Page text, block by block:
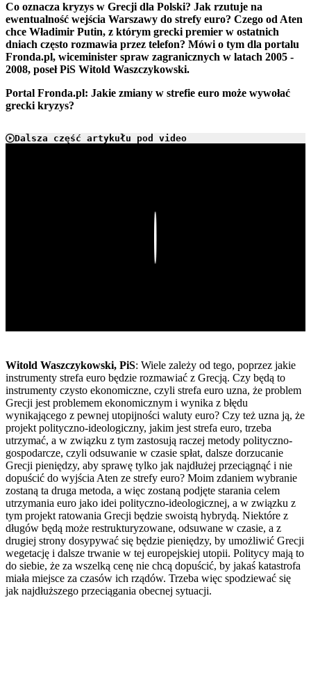
Co oznacza kryzys w Grecji dla Polski? Jak rzutuje na
ewentualność wejścia Warszawy do strefy euro? Czego od Aten
chce Władimir Putin, z którym grecki premier w ostatnich
dniach często rozmawia przez telefon? Mówi o tym dla portalu
Fronda.pl, wiceminister spraw zagranicznych w latach 2005 -
2008, poseł PiS Witold Waszczykowski.
Portal Fronda.pl: Jakie zmiany w strefie euro może wywołać
grecki kryzys?
Dalsza część artykułu pod video
Witold Waszczykowski, PiS: Wiele zależy od tego, poprzez jakie
instrumenty strefa euro będzie rozmawiać z Grecją. Czy będą to
instrumenty czysto ekonomiczne, czyli strefa euro uzna, że problem
Grecji jest problemem ekonomicznym i wynika z błędu
wynikającego z pewnej utopijności waluty euro? Czy też uzna ją, że
projekt polityczno-ideologiczny, jakim jest strefa euro, trzeba
utrzymać, a w związku z tym zastosują raczej metody polityczno-
gospodarcze, czyli odsuwanie w czasie spłat, dalsze dorzucanie
Grecji pieniędzy, aby sprawę tylko jak najdłużej przeciągnąć i nie
dopuścić do wyjścia Aten ze strefy euro? Moim zdaniem wybranie
zostaną ta druga metoda, a więc zostaną podjęte starania celem
utrzymania euro jako idei polityczno-ideologicznej, a w związku z
tym projekt ratowania Grecji będzie swoistą hybrydą. Niektóre z
długów będą może restrukturyzowane, odsuwane w czasie, a z
drugiej strony dosypywać się będzie pieniędzy, by umożliwić Grecji
wegetację i dalsze trwanie w tej europejskiej utopii. Politycy mają to
do siebie, że za wszelką cenę nie chcą dopuścić, by jakaś katastrofa
miała miejsce za czasów ich rządów. Trzeba więc spodziewać się
jak najdłuższego przeciągania obecnej sytuacji.